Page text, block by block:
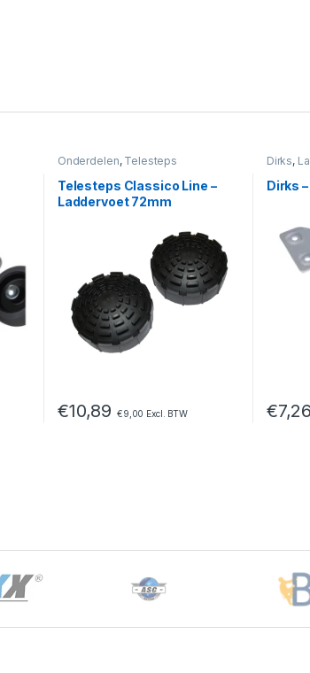
Onderdelen, Telesteps
Telesteps Classico Line –
Laddervoet 72mm
€10,89 €9,00 Excl. BTW
Dirks,
Dirks
€7,26